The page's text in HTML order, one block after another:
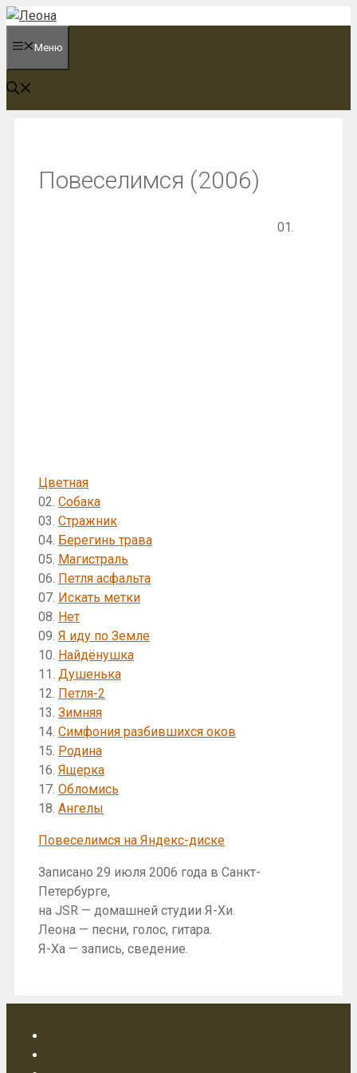
Перейти
содержимому
Меню
Повеселимся (2006)
01.
Цветная
02. Собака
03. Стражник
04. Берегинь трава
05. Магистраль
06. Петля асфальта
07. Искать метки
08. Нет
09. Я иду по Земле
10. Найдёнушка
11. Душенька
12. Петля-2
13. Зимняя
14. Симфония разбившихся оков
15. Родина
16. Ящерка
17. Обломись
18. Ангелы
Повеселимся на Яндекс-диске
Записано 29 июля 2006 года в Санкт-
Петербурге,
на JSR — домашней студии Я-Хи.
Леона — песни, голос, гитара.
Я-Ха — запись, сведение.